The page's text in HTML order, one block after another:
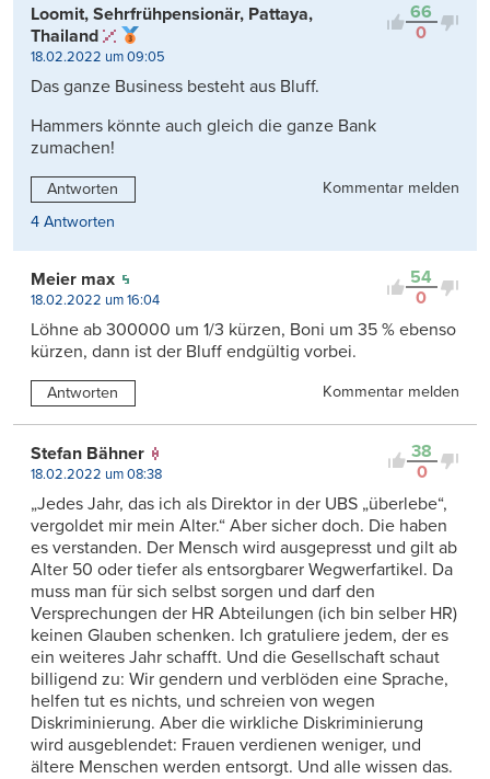
66
0
Loomit, Sehrfrühpensionär, Pattaya,
Thailand
18.02.2022 um 09:05
Das ganze Business besteht aus Bluff.
Hammers könnte auch gleich die ganze Bank
zumachen!
Antworten
Kommentar melden
4 Antworten
54
0
Meier max
18.02.2022 um 16:04
Löhne ab 300000 um 1/3 kürzen, Boni um 35 % ebenso
kürzen, dann ist der Bluff endgültig vorbei.
Antworten Kommentar melden
38
0
Stefan Bähner
18.02.2022 um 08:38
„Jedes Jahr, das ich als Direktor in der UBS „überlebe“,
vergoldet mir mein Alter.“ Aber sicher doch. Die haben
es verstanden. Der Mensch wird ausgepresst und gilt ab
Alter 50 oder tiefer als entsorgbarer Wegwerfartikel. Da
muss man für sich selbst sorgen und darf den
Versprechungen der HR Abteilungen (ich bin selber HR)
keinen Glauben schenken. Ich gratuliere jedem, der es
ein weiteres Jahr schafft. Und die Gesellschaft schaut
billigend zu: Wir gendern und verblöden eine Sprache,
helfen tut es nichts, und schreien von wegen
Diskriminierung. Aber die wirkliche Diskriminierung
wird ausgeblendet: Frauen verdienen weniger, und
ältere Menschen werden entsorgt. Und alle wissen das.